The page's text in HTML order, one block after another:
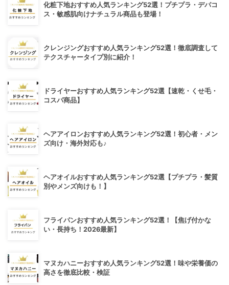
化粧下地おすすめ人気ランキング52選！プチプラ・デパコ
ス・敏感肌向けナチュラル商品も登場！
クレンジングおすすめ人気ランキング52選！徹底調査して
テクスチャータイプ別に紹介！
ドライヤーおすすめ人気ランキング52選【速乾・くせ毛・
コスパ商品】
ヘアアイロンおすすめ人気ランキング52選！初心者・メン
ズ向け・海外対応も♪
ヘアオイルおすすめ人気ランキング52選【プチプラ・髪質
別やメンズ向けも！】
フライパンおすすめ人気ランキング52選！【焦げ付かな
い・長持ち！2026最新】
マヌカハニーおすすめ人気ランキング52選！味や栄養価の
高さを徹底比較・検証